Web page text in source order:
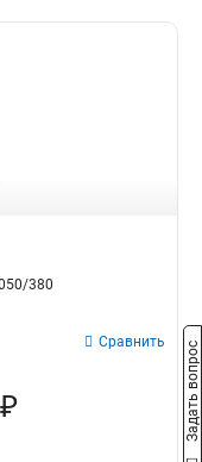
380
Сравнить Задать вопрос